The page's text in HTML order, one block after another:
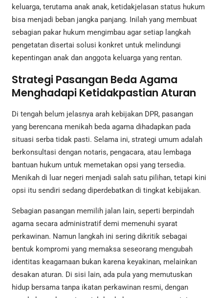
keluarga, terutama anak anak, ketidakjelasan status hukum
bisa menjadi beban jangka panjang. Inilah yang membuat
sebagian pakar hukum mengimbau agar setiap langkah
pengetatan disertai solusi konkret untuk melindungi
kepentingan anak dan anggota keluarga yang rentan.
Strategi Pasangan Beda Agama
Menghadapi Ketidakpastian Aturan
Di tengah belum jelasnya arah kebijakan DPR, pasangan
yang berencana menikah beda agama dihadapkan pada
situasi serba tidak pasti. Selama ini, strategi umum adalah
berkonsultasi dengan notaris, pengacara, atau lembaga
bantuan hukum untuk memetakan opsi yang tersedia.
Menikah di luar negeri menjadi salah satu pilihan, tetapi kini
opsi itu sendiri sedang diperdebatkan di tingkat kebijakan.
Sebagian pasangan memilih jalan lain, seperti berpindah
agama secara administratif demi memenuhi syarat
perkawinan. Namun langkah ini sering dikritik sebagai
bentuk kompromi yang memaksa seseorang mengubah
identitas keagamaan bukan karena keyakinan, melainkan
desakan aturan. Di sisi lain, ada pula yang memutuskan
hidup bersama tanpa ikatan perkawinan resmi, dengan